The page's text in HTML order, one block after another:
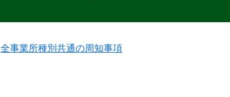
全事業所種別共通の周知事項